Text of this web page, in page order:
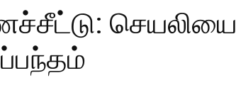
செயலியை